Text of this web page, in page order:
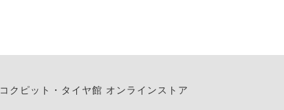
コクピット・タイヤ館 オンラインストア